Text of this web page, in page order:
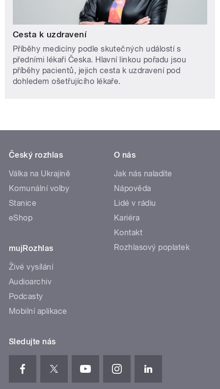
Cesta k uzdravení
Příběhy medicíny podle skutečných událostí s
předními lékaři Česka. Hlavní linkou pořadu jsou
příběhy pacientů, jejich cesta k uzdravení pod
dohledem ošetřujícího lékaře.
Český rozhlas
Válka na Ukrajině
Komunální volby
Stanice
eShop
mujRozhlas
Živé vysílání
Audioarchiv
Podcasty
Mobilní aplikace
O nás
Jak nás naladíte
Nápověda
Lidé v rádiu
Kariéra
Kontakt
Rozhlasový poplatek
Sledujte nás